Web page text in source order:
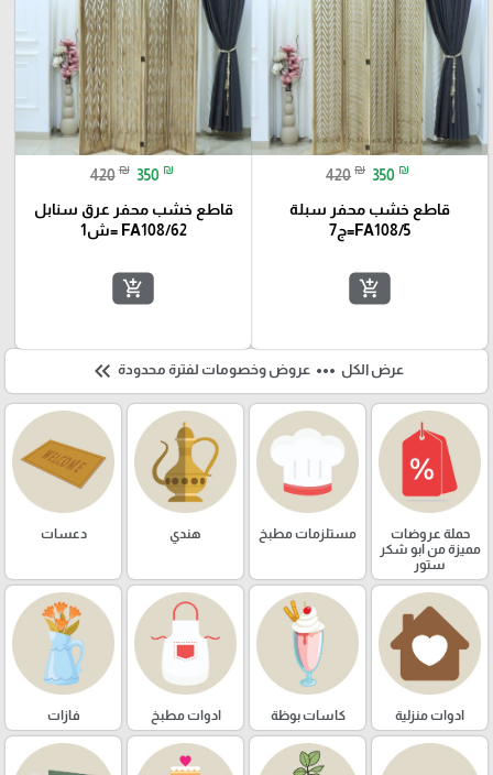
420 ₪ 350 ₪
قاطع خشب محفر سبلة
FA108/5=ج7
add_shopping_cart
420 ₪ 350 ₪
قاطع خشب محفر عرق سنابل
FA108/62 =ش1
add_shopping_cart
عرض الكل more_horiz عروض وخصومات لفترة محدودة keyboard_double_arrow_left
حملة عروضات
مميزة من ابو شكر
ستور
مستلزمات مطبخ هندي دعسات
ادوات منزلية كاسات بوظة ادوات مطبخ فازات